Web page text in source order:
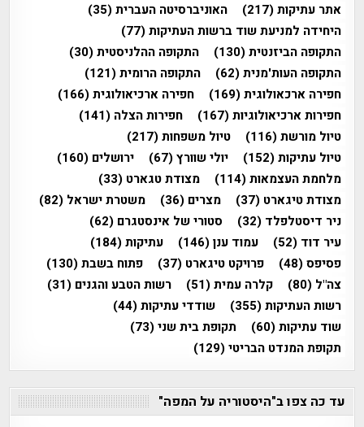
אתר עתיקות(217) האוניברסיטה העברית(35)
היחידה למניעת שוד ברשות העתיקות(77)
התקופה הביזנטית(130) התקופה ההלניסטית(30)
התקופה העות'מנית(62) התקופה הרומית(121)
חפירה ארכאולוגית(169) חפירה ארכיאולוגית(166)
חפירות ארכיאולוגיות(167) חפירות הצלה (141)
טיול מורשת(116) טיול משפחות(217)
טיול עתיקות(152) יולי שוורץ(67) ירושלים (160)
מלחמת העצמאות(114) מצודת טגארט (33)
מצודת טיגארט (37) מצרים (36) משטרת ישראל (82)
ניר דיסטלפלד (32) סטורי של אינסטגרם (62)
עיר דוד (52) עמוד ענן(146) עתיקות(184)
פסיפס(48) פרויקט טיגארט (37) פתוח בשבת(130)
צה"ל (80) קלרה עמית(51) רשות הטבע והגנים (31)
רשות העתיקות(355) שודדי עתיקות(44)
שוד עתיקות(60) תקופת בית שני(73)
תקופת המנדט הבריטי(129)
עד כה צפו ב"היסטוריה על המפה"